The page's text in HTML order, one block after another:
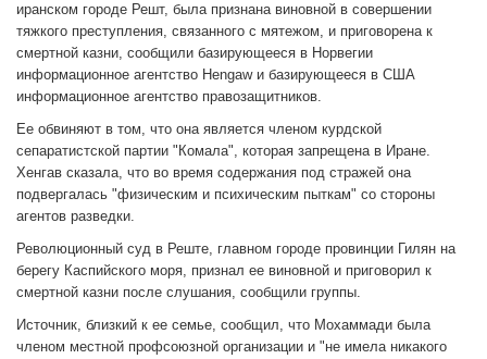
иранском городе Решт, была признана виновной в совершении
тяжкого преступления, связанного с мятежом, и приговорена к
смертной казни, сообщили базирующееся в Норвегии
информационное агентство Hengaw и базирующееся в США
информационное агентство правозащитников.
Ее обвиняют в том, что она является членом курдской
сепаратистской партии "Комала", которая запрещена в Иране.
Хенгав сказала, что во время содержания под стражей она
подвергалась "физическим и психическим пыткам" со стороны
агентов разведки.
Революционный суд в Реште, главном городе провинции Гилян на
берегу Каспийского моря, признал ее виновной и приговорил к
смертной казни после слушания, сообщили группы.
Источник, близкий к ее семье, сообщил, что Мохаммади была
членом местной профсоюзной организации и "не имела никакого